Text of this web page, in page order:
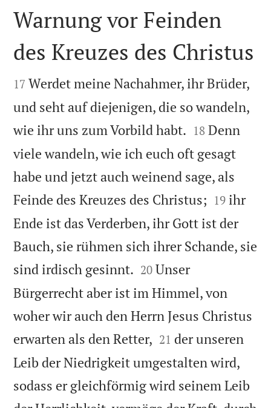

Warnung vor Feinden
des Kreuzes des Christus

17 Werdet meine Nachahmer, ihr Brüder,
und seht auf diejenigen, die so wandeln,
wie ihr uns zum Vorbild habt. 

18 Denn
viele wandeln, wie ich euch oft gesagt
habe und jetzt auch weinend sage, als
Feinde des Kreuzes des Christus; 

19 ihr
Ende ist das Verderben, ihr Gott ist der
Bauch, sie rühmen sich ihrer Schande, sie
sind irdisch gesinnt. 

20 Unser
Bürgerrecht aber ist im Himmel, von
woher wir auch den Herrn Jesus Christus
erwarten als den Retter, 

21 der unseren
Leib der Niedrigkeit umgestalten wird,
sodass er gleichförmig wird seinem Leib